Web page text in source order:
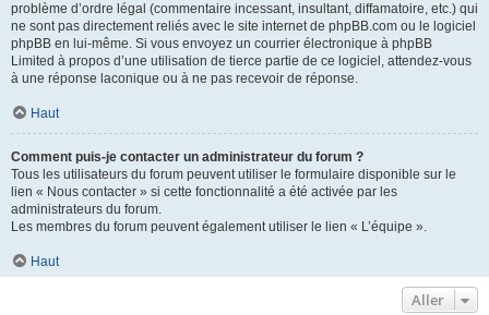
problème d’ordre légal (commentaire incessant, insultant, diffamatoire, etc.) qui
ne sont pas directement reliés avec le site internet de phpBB.com ou le logiciel
phpBB en lui-même. Si vous envoyez un courrier électronique à phpBB
Limited à propos d’une utilisation de tierce partie de ce logiciel, attendez-vous
à une réponse laconique ou à ne pas recevoir de réponse.
Haut
Comment puis-je contacter un administrateur du forum ?
Tous les utilisateurs du forum peuvent utiliser le formulaire disponible sur le
lien « Nous contacter » si cette fonctionnalité a été activée par les
administrateurs du forum.
Les membres du forum peuvent également utiliser le lien « L’équipe ».
Haut
Aller